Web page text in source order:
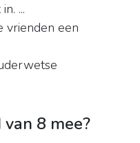
...
vrienden een
8 mee?